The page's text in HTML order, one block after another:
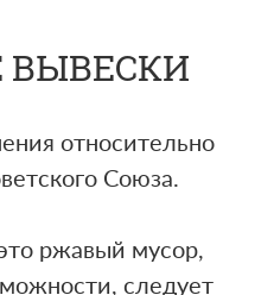
ВЫВЕСКИ
относительно
Союза.
ржавый мусор,
следует